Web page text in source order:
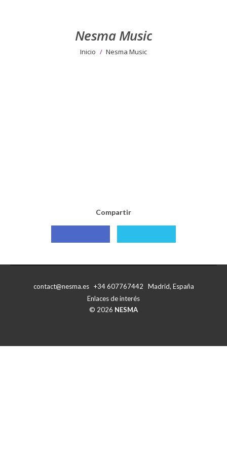
Nesma Music
Estás aquí:
Inicio Nesma Music
Compartir
Compartir
Compartir
contact@nesma.es +34 607767442 Madrid, España
Enlaces de interés
© 2026 NESMA